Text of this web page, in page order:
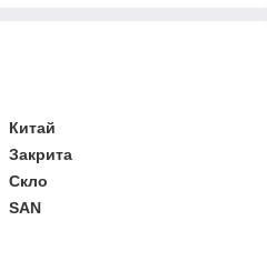
Китай
Закрита
Скло
SAN